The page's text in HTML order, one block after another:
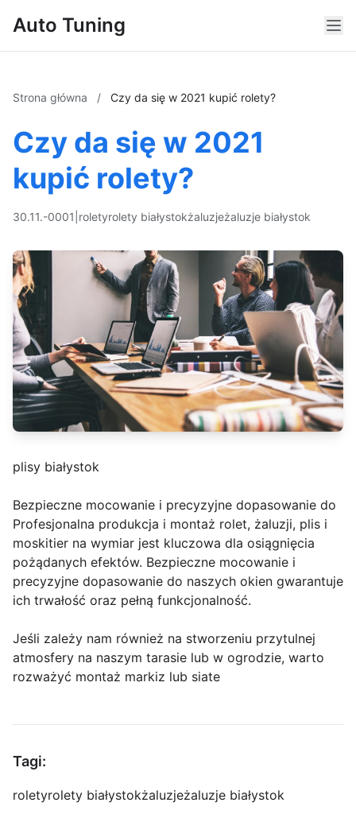
Auto Tuning
Strona główna / Czy da się w 2021 kupić rolety?
Czy da się w 2021
kupić rolety?
30.11.-0001 roletyrolety białystokżaluzjeżaluzje białystok
plisy białystok
Bezpieczne mocowanie i precyzyjne dopasowanie do
Profesjonalna produkcja i montaż rolet, żaluzji, plis i
moskitier na wymiar jest kluczowa dla osiągnięcia
pożądanych efektów. Bezpieczne mocowanie i
precyzyjne dopasowanie do naszych okien gwarantuje
ich trwałość oraz pełną funkcjonalność.
Jeśli zależy nam również na stworzeniu przytulnej
atmosfery na naszym tarasie lub w ogrodzie, warto
rozważyć montaż markiz lub siate
Tagi:
roletyrolety białystokżaluzjeżaluzje białystok